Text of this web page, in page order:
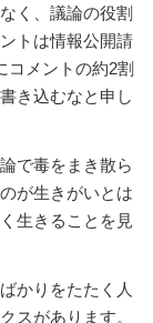
く、議論の役割
トは情報公開請
コメントの約2割
き込むなと申し
で毒をまき散ら
が生きがいとは
生きることを見
かりをたたく人
スがあります。